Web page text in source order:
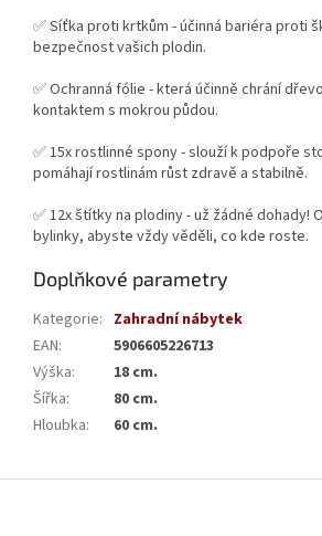
✅ Síťka proti krtkům - účinná bariéra proti
bezpečnost vašich plodin.
✅ Ochranná fólie - která účinně chrání
kontaktem s mokrou půdou.
✅ 15x rostlinné spony - slouží k podpoře
pomáhají rostlinám růst zdravě a stabilně.
✅ 12x štítky na plodiny - už žádné dohady!
bylinky, abyste vždy věděli, co kde roste.
Doplňkové parametry
Kategorie: Zahradní nábytek
EAN:
5906605226713
Výška:
18 cm.
Šířka:
80 cm.
Hloubka: 60 cm.